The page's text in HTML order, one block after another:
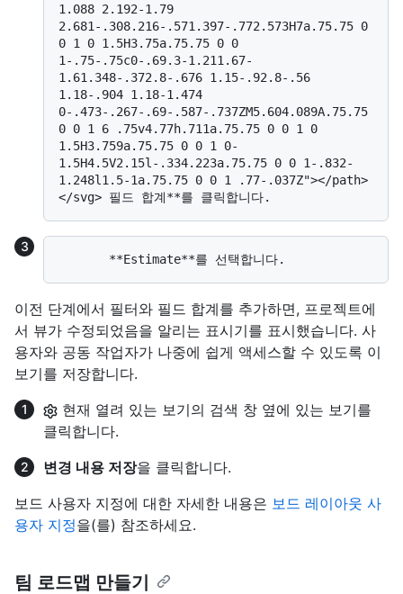
1.088 2.192-1.79
2.681-.308.216-.571.397-.772.573H7a.75.75 0
0 1 0 1.5H3.75a.75.75 0 0
1-.75-.75c0-.69.3-1.211.67-
1.61.348-.372.8-.676 1.15-.92.8-.56
1.18-.904 1.18-1.474
0-.473-.267-.69-.587-.737ZM5.604.089A.75.75
0 0 1 6 .75v4.77h.711a.75.75 0 0 1 0
1.5H3.759a.75.75 0 0 1 0-
1.5H4.5V2.15l-.334.223a.75.75 0 0 1-.832-
1.248l1.5-1a.75.75 0 0 1 .77-.037Z"></path>
이전 단계에서 필터와 필드 합계를 추가하면, 프로젝트에
서 뷰가 수정되었음을 알리는 표시기를 표시했습니다. 사
용자와 공동 작업자가 나중에 쉽게 액세스할 수 있도록 이
보기를 저장합니다.
현재 열려 있는 보기의 검색 창 옆에 있는 보기를
클릭합니다.
변경 내용 저장을 클릭합니다.
보드 사용자 지정에 대한 자세한 내용은 보드 레이아웃 사
용자 지정을(를) 참조하세요.
팀 로드맵 만들기